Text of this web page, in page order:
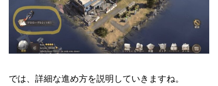
では、詳細な進め方を説明していきますね。